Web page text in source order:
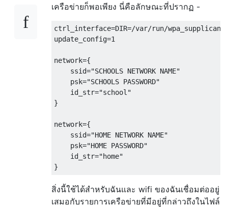
เครือข่ายก็พอเพียง นี่คือลักษณะที่ปรากฏ -
ctrl_interface=DIR=/var/run/wpa_supplicant
update_config=1
network={
    ssid="SCHOOLS NETWORK NAME"
    psk="SCHOOLS PASSWORD"
    id_str="school"
}
network={
    ssid="HOME NETWORK NAME"
    psk="HOME PASSWORD"
    id_str="home"
สิ่งนี้ใช้ได้สำหรับฉันและ wifi ของฉันเชื่อมต่ออยู่
เสมอกับรายการเครือข่ายที่มีอยู่ที่กล่าวถึงในไฟล์